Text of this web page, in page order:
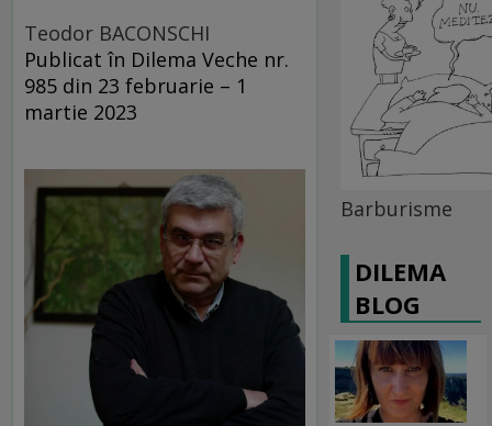
Teodor BACONSCHI
Publicat în Dilema Veche nr.
985 din 23 februarie – 1
martie 2023
Barburisme
DILEMA
BLOG